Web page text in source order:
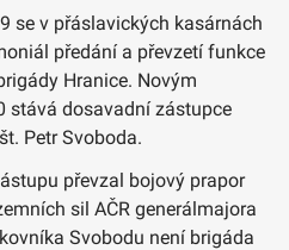
se v přáslavických kasárnách
předání a převzetí funkce
Hranice. Novým
stává dosavadní zástupce
Petr Svoboda.
převzal bojový prapor
sil AČR generálmajora
Svobodu není brigáda